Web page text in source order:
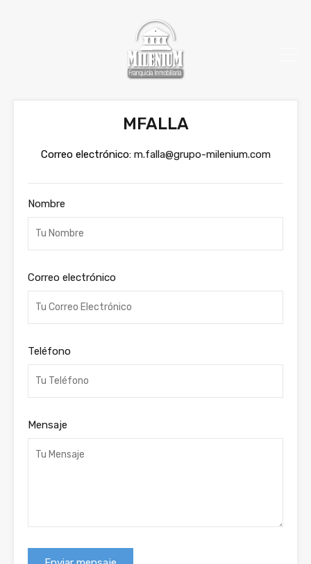
MFALLA
Correo electrónico: m.falla@grupo-milenium.com
Nombre
Correo electrónico
Teléfono
Mensaje